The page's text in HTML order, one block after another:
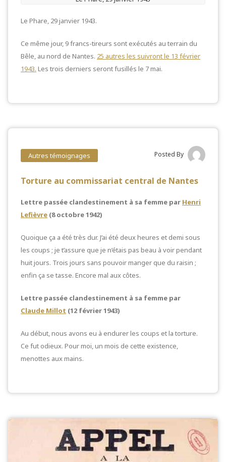
Le Phare, 29 janvier 1943.
Ce même jour, 9 francs-tireurs sont exécutés au terrain du
Bêle, au nord de Nantes. 25 autres les suivront le 13 février
1943. Les trois derniers seront fusillés le 7 mai.
Autres témoignages Posted By
Torture au commissariat central de Nantes
Lettre passée clandestinement à sa femme par Henri
Lefièvre (8 octobre 1942)
Quoique ça a été très dur. J’ai été deux heures et demi sous
les coups ; je t’assure que je n’étais pas beau à voir pendant
huit jours. Trois jours sans pouvoir manger que du raisin ;
enfin ça se tasse. Encore mal aux côtes.
Lettre passée clandestinement à sa femme par
Claude Millot (12 février 1943)
Au début, nous avons eu à endurer les coups et la torture.
Ce fut odieux. Pour moi, un mois de cette existence,
menottes aux mains.